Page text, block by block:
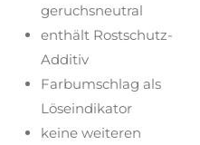
geruchsneutral
enthält Rostschutz-
Additiv
Farbumschlag als
Löseindikator
keine weiteren